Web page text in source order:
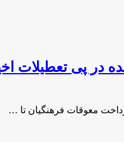
در پی تعطیلات
معوقات فرهنگیان تا …